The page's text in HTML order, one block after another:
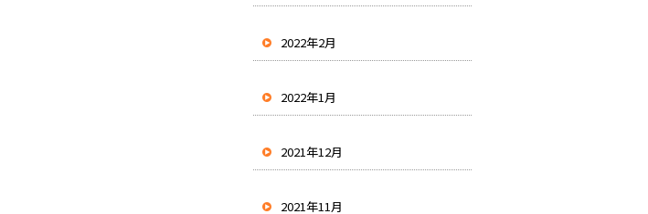
2022年2月
2022年1月
2021年12月
2021年11月